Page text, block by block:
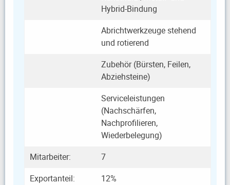
Hybrid-Bindung
Abrichtwerkzeuge stehend
und rotierend
Zubehör (Bürsten, Feilen,
Abziehsteine)
Serviceleistungen
(Nachschärfen,
Nachprofilieren,
Wiederbelegung)
Mitarbeiter:
7
Exportanteil:
12%